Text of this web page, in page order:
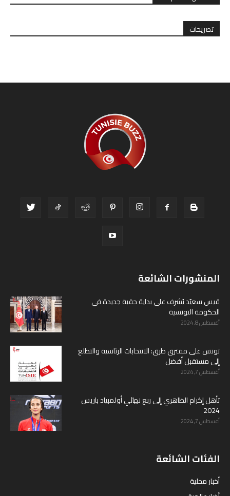
تصريحات
المنشورات الشائعة
قيس سعيّد يُشرف على بداية حقبة جديدة في
الحكومة التونسية
أغسطس 8, 2024
تونس على مفترق طرق: الانتخابات الرئاسية والتطلع
إلى مستقبل أفضل
أغسطس 7, 2024
تأهل إكرام الظاهري إلى ربع نهائي أولمبياد باريس
2024
أغسطس 7, 2024
الفئات الشائعة
أخبار محلية